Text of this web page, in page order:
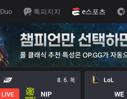
Duo 톡피지지 e스포츠
8. 6. 목
LIVE NIP
LoL
WE